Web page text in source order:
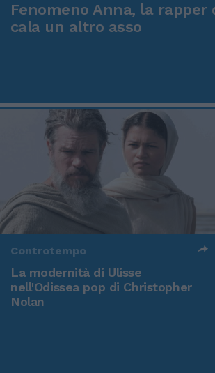
Fenomeno Anna, la rapper
cala un altro asso
Controtempo
La modernità di Ulisse
nell'Odissea pop di Christopher
Nolan